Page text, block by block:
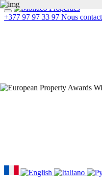
+377 97 97 33 97 Nous